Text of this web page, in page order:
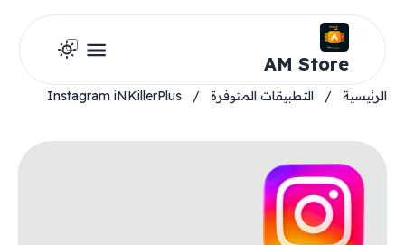
AM Store
الرئيسية / التطبيقات المتوفرة /
Instagram iNKillerPlus